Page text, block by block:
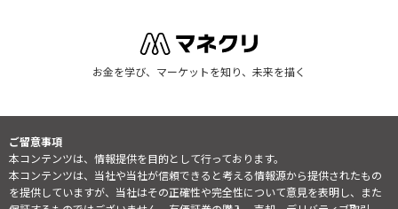
お金を学び、マーケットを知り、未来を描く
ご留意事項
本コンテンツは、情報提供を目的として行っております。
本コンテンツは、当社や当社が信頼できると考える情報源から提供されたもの
を提供していますが、当社はその正確性や完全性について意見を表明し、また